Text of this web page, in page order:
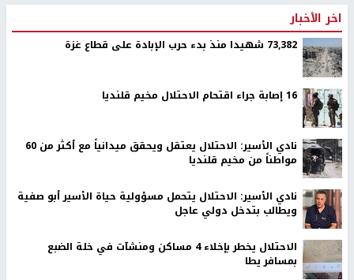
اخر الأخبار
73,382 شهيدا منذ بدء حرب الإبادة على قطاع غزة
16 إصابة جراء اقتحام الاحتلال مخيم قلنديا
نادي الأسير: الاحتلال يعتقل ويحقق ميدانياً مع أكثر من 60
مواطناً من مخيم قلنديا
نادي الأسير: الاحتلال يتحمل مسؤولية حياة الأسير أبو صفية
ويطالب بتدخل دولي عاجل
الاحتلال يخطر بإخلاء 4 مساكن ومنشآت في خلة الضبع
بمسافر يطا